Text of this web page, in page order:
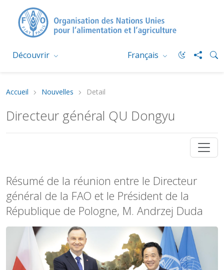
Découvrir Français
Accueil Nouvelles Detail
Directeur général QU Dongyu
Résumé de la réunion entre le Directeur
général de la FAO et le Président de la
République de Pologne, M. Andrzej Duda